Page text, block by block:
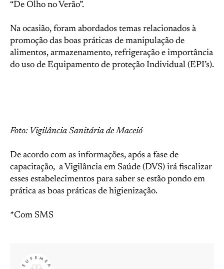
“De Olho no Verão”.
Na ocasião, foram abordados temas relacionados à
promoção das boas práticas de manipulação de
alimentos, armazenamento, refrigeração e importância
do uso de Equipamento de proteção Individual (EPI’s).
Foto: Vigilância Sanitária de Maceió
De acordo com as informações, após a fase de
capacitação, a Vigilância em Saúde (DVS) irá fiscalizar
esses estabelecimentos para saber se estão pondo em
prática as boas práticas de higienização.
*Com SMS